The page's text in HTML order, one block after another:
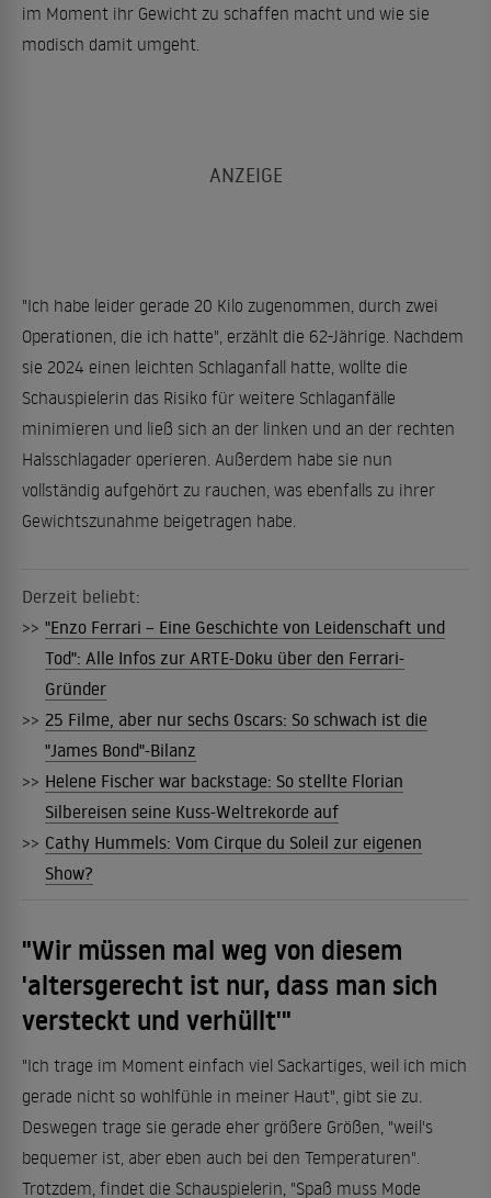
im Moment ihr Gewicht zu schaffen macht und wie sie
modisch damit umgeht.
"Ich habe leider gerade 20 Kilo zugenommen, durch zwei
Operationen, die ich hatte", erzählt die 62-Jährige. Nachdem
sie 2024 einen leichten Schlaganfall hatte, wollte die
Schauspielerin das Risiko für weitere Schlaganfälle
minimieren und ließ sich an der linken und an der rechten
Halsschlagader operieren. Außerdem habe sie nun
vollständig aufgehört zu rauchen, was ebenfalls zu ihrer
Gewichtszunahme beigetragen habe.
Derzeit beliebt:
>> "Enzo Ferrari – Eine Geschichte von Leidenschaft und
Tod": Alle Infos zur ARTE-Doku über den Ferrari-
Gründer
>> 25 Filme, aber nur sechs Oscars: So schwach ist die
"James Bond"-Bilanz
>> Helene Fischer war backstage: So stellte Florian
Silbereisen seine Kuss-Weltrekorde auf
>> Cathy Hummels: Vom Cirque du Soleil zur eigenen
Show?
"Wir müssen mal weg von diesem
'altersgerecht ist nur, dass man sich
versteckt und verhüllt'"
"Ich trage im Moment einfach viel Sackartiges, weil ich mich
gerade nicht so wohlfühle in meiner Haut", gibt sie zu.
Deswegen trage sie gerade eher größere Größen, "weil's
bequemer ist, aber eben auch bei den Temperaturen".
Trotzdem, findet die Schauspielerin, "Spaß muss Mode